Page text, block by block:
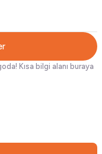
Kısa bilgi alanı buraya